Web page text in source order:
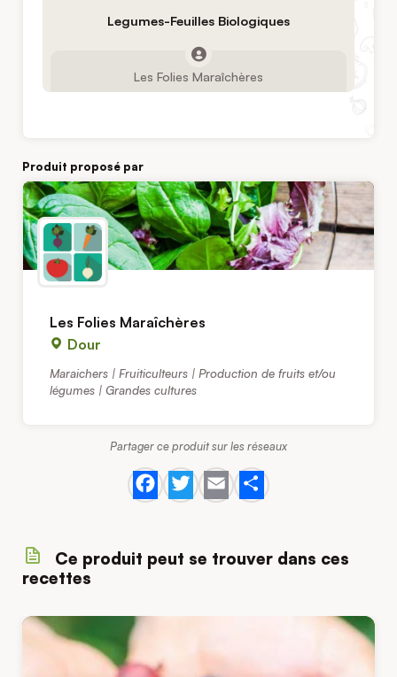
Legumes-Feuilles Biologiques
Les Folies Maraîchères
Produit proposé par
Les Folies Maraîchères
Dour
Maraichers | Fruiticulteurs | Production de fruits et/ou
légumes | Grandes cultures
Partager ce produit sur les réseaux
Facebook
Twitter
EmailShare
Ce produit peut se trouver dans ces
recettes